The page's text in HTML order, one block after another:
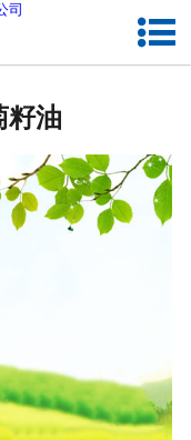
代工
籽油